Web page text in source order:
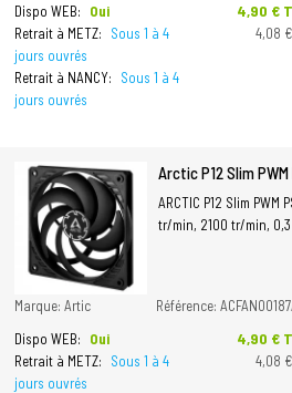
Dispo WEB:
Oui
Retrait à METZ:
Sous 1 à 4
jours ouvrés
Retrait à NANCY:
Sous 1 à 4
jours ouvrés
Prix
4,90 €
4,08
Arctic P12 Slim PWM
ARCTIC P12 Slim PWM
tr/min, 2100 tr/min, 0,3
Marque: Artic Référence:
Dispo WEB:
Oui
Retrait à METZ:
Sous 1 à 4
jours ouvrés
Prix
4,90 €
4,08